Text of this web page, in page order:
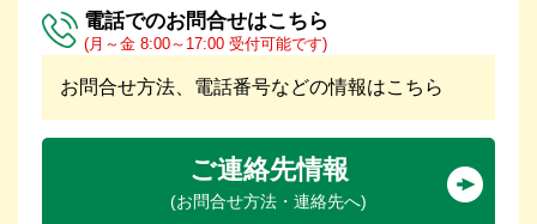
電話でのお問合せはこちら
(月～金 8:00～17:00 受付可能です)
お問合せ方法、電話番号などの情報はこちら
ご連絡先情報
(お問合せ方法・連絡先へ)